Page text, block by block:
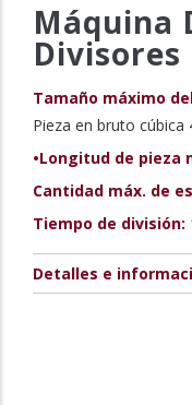
Máquina
Divisores
Tamaño máximo
Pieza en bruto cúbica
•Longitud de pieza
Cantidad máx. de
Tiempo de división:
Detalles e